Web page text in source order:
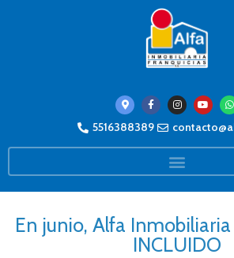
5516388389
En junio, Alfa
INCLUIDO